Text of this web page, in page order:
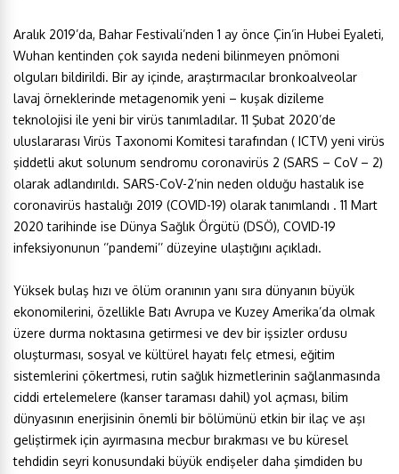
Aralık 2019’da, Bahar Festivali’nden 1 ay önce Çin’in Hubei Eyaleti,
Wuhan kentinden çok sayıda nedeni bilinmeyen pnömoni
olguları bildirildi. Bir ay içinde, araştırmacılar bronkoalveolar
lavaj örneklerinde metagenomik yeni – kuşak dizileme
teknolojisi ile yeni bir virüs tanımladılar. 11 Şubat 2020’de
uluslararası Virüs Taxonomi Komitesi tarafından ( ICTV) yeni virüs
şiddetli akut solunum sendromu coronavirüs 2 (SARS – CoV – 2)
olarak adlandırıldı. SARS-CoV-2’nin neden olduğu hastalık ise
coronavirüs hastalığı 2019 (COVID-19) olarak tanımlandı . 11 Mart
2020 tarihinde ise Dünya Sağlık Örgütü (DSÖ), COVID-19
infeksiyonunun ‘’pandemi’’ düzeyine ulaştığını açıkladı.
Yüksek bulaş hızı ve ölüm oranının yanı sıra dünyanın büyük
ekonomilerini, özellikle Batı Avrupa ve Kuzey Amerika’da olmak
üzere durma noktasına getirmesi ve dev bir işsizler ordusu
oluşturması, sosyal ve kültürel hayatı felç etmesi, eğitim
sistemlerini çökertmesi, rutin sağlık hizmetlerinin sağlanmasında
ciddi ertelemelere (kanser taraması dahil) yol açması, bilim
dünyasının enerjisinin önemli bir bölümünü etkin bir ilaç ve aşı
geliştirmek için ayırmasına mecbur bırakması ve bu küresel
tehdidin seyri konusundaki büyük endişeler daha şimdiden bu